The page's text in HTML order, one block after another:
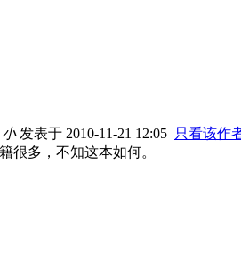
小发表于 2010-11-21 12:05 只看该作
很多，不知这本如何。